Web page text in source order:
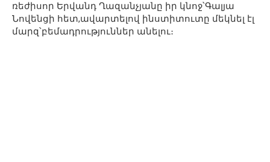
ռեժիսոր Երվանդ Ղազանչյանը իր կնոջ՝Գալյա
Նովենցի հետ,ավարտելով ինստիտուտը մեկնել էլ
մարզ՝բեմադրություններ անելու։